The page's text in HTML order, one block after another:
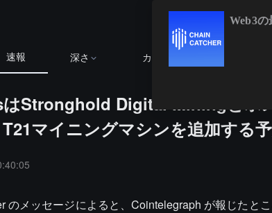
速報 深さ カレンダー
BTC
Stronghold Digital Miningとホ
マイニングマシンを追加する予
のメッセージによると、Cointelegraph が報じたと
Web3の